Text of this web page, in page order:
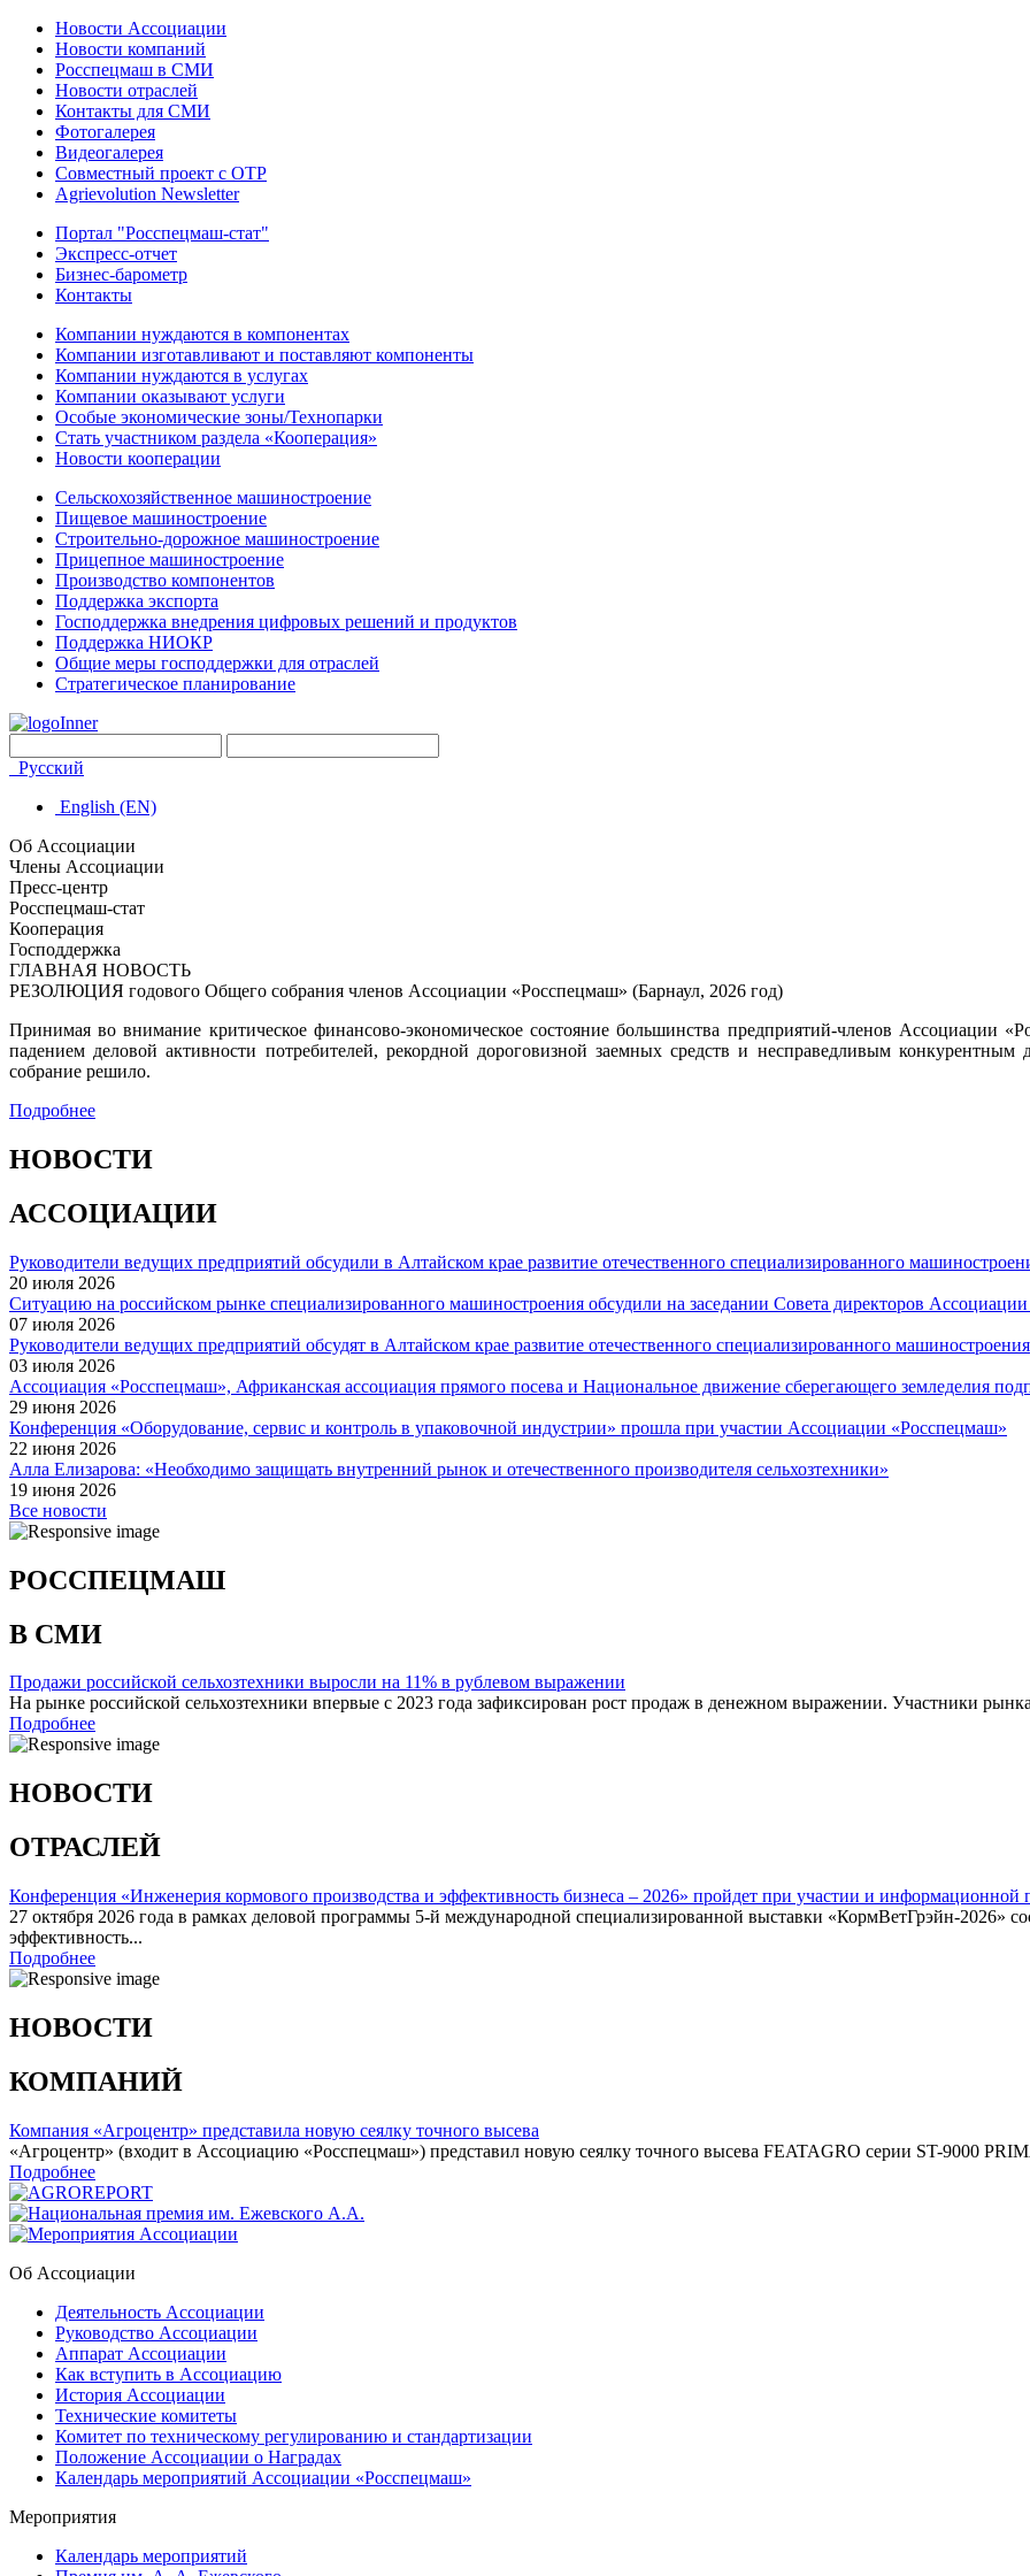
Новости Ассоциации
Новости компаний
Росспецмаш в СМИ
Новости отраслей
Контакты для СМИ
Фотогалерея
Видеогалерея
Совместный проект с ОТР
Agrievolution Newsletter
Портал "Росспецмаш-стат"
Экспресс-отчет
Бизнес-барометр
Контакты
Компании нуждаются в компонентах
Компании изготавливают и поставляют компоненты
Компании нуждаются в услугах
Компании оказывают услуги
Особые экономические зоны/Технопарки
Стать участником раздела «Кооперация»
Новости кооперации
Сельскохозяйственное машиностроение
Пищевое машиностроение
Строительно-дорожное машиностроение
Прицепное машиностроение
Производство компонентов
Поддержка экспорта
Господдержка внедрения цифровых решений и продуктов
Поддержка НИОКР
Общие меры господдержки для отраслей
Стратегическое планирование
Русский
English (EN)
Об Ассоциации
Члены Ассоциации
Пресс-центр
Росспецмаш-стат
Кооперация
Господдержка
ГЛАВНАЯ НОВОСТЬ
РЕЗОЛЮЦИЯ годового Общего собрания членов Ассоциации «Росспецмаш» (Барнаул, 2026 год)
Принимая во внимание критическое финансово-экономическое состояние большинства предприятий-членов Ассоциации
падением деловой активности потребителей, рекордной дороговизной заемных средств и несправедливым
собрание решило.
Подробнее
НОВОСТИ
АССОЦИАЦИИ
Руководители ведущих предприятий обсудили в Алтайском крае развитие отечественного специализированного
20 июля 2026
Ситуацию на российском рынке специализированного машиностроения обсудили на заседании Совета директоров
07 июля 2026
Руководители ведущих предприятий обсудят в Алтайском крае развитие отечественного специализированного машиностроения
03 июля 2026
Ассоциация «Росспецмаш», Африканская ассоциация прямого посева и Национальное движение сберегающего земледелия
29 июня 2026
Конференция «Оборудование, сервис и контроль в упаковочной индустрии» прошла при участии Ассоциации «Росспецмаш»
22 июня 2026
Алла Елизарова: «Необходимо защищать внутренний рынок и отечественного производителя сельхозтехники»
19 июня 2026
Все новости
РОССПЕЦМАШ
В СМИ
Продажи российской сельхозтехники выросли на 11% в рублевом выражении
На рынке российской сельхозтехники впервые с 2023 года зафиксирован рост продаж в денежном выражении. Участники
Подробнее
НОВОСТИ
ОТРАСЛЕЙ
Конференция «Инженерия кормового производства и эффективность бизнеса – 2026» пройдет при участии и
27 октября 2026 года в рамках деловой программы 5-й международной специализированной выставки «КормВетГрэйн-2026»
эффективность...
Подробнее
НОВОСТИ
КОМПАНИЙ
Компания «Агроцентр» представила новую сеялку точного высева
«Агроцентр» (входит в Ассоциацию «Росспецмаш») представил новую сеялку точного высева FEATAGRO серии ST-9000
Подробнее
Об Ассоциации
Деятельность Ассоциации
Руководство Ассоциации
Аппарат Ассоциации
Как вступить в Ассоциацию
История Ассоциации
Технические комитеты
Комитет по техническому регулированию и стандартизации
Положение Ассоциации о Наградах
Календарь мероприятий Ассоциации «Росспецмаш»
Мероприятия
Календарь мероприятий